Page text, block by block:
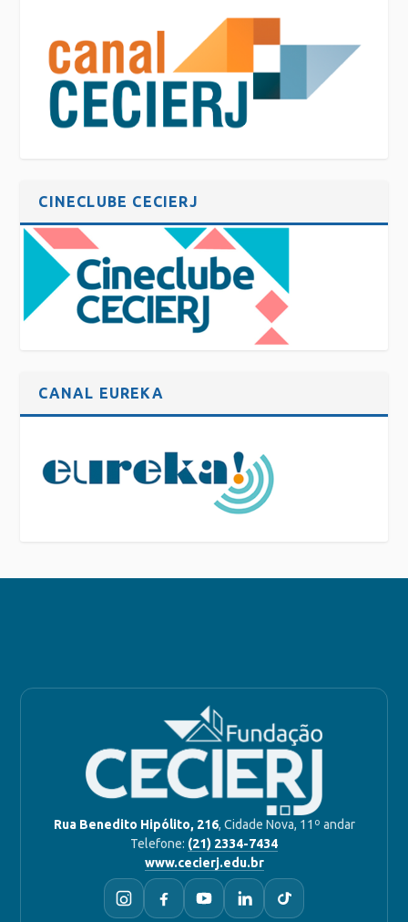
CINECLUBE CECIERJ
CANAL EUREKA
Rua Benedito Hipólito, 216, Cidade Nova, 11º andar
Telefone: (21) 2334-7434
www.cecierj.edu.br